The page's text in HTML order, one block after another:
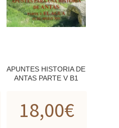
APUNTES HISTORIA DE
ANTAS PARTE V B1
18,00€